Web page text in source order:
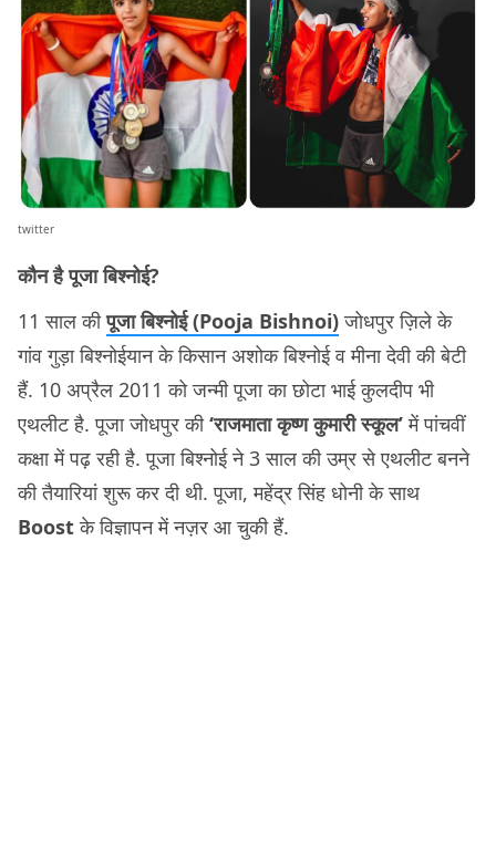
twitter
कौन है पूजा बिश्नोई?
11 साल कीपूजा बिश्नोई ​(Pooja Bishnoi)जोधपुर ज़िले के
गांव गुड़ा बिश्नोईयान के किसान अशोक बिश्नोई व मीना देवी की बेटी
हैं. 10 अप्रैल 2011 को जन्मी पूजा का छोटा भाई कुलदीप भी
एथलीट है. पूजा जोधपुर की‘राजमाता कृष्ण कुमारी स्कूल’में पांचवीं
कक्षा में पढ़ रही है. पूजा बिश्नोई ने 3 साल की उम्र से एथलीट बनने
की तैयारियां शुरू कर दी थी. पूजा, महेंद्र सिंह धोनी के साथ
Boostके विज्ञापन में नज़र आ चुकी हैं.